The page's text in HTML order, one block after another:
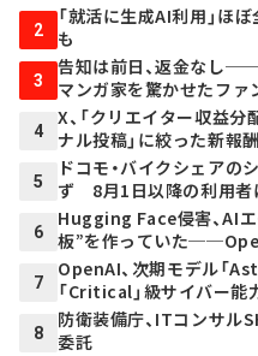
2
「就活に生成AI利用」ほ
も
3
告知は前日、返金なし──
マンガ家を驚かせたファ
4
X、「クリエイター収益
ナル投稿」に絞った新報
5
ドコモ・バイクシェアの
ず 8月1日以降の利用者
6
Hugging Face侵害、AI
板”を作っていた
7
OpenAI、次期モデル「
「Critical」級サイバー
8
防衛装備庁、ITコンサル
委託